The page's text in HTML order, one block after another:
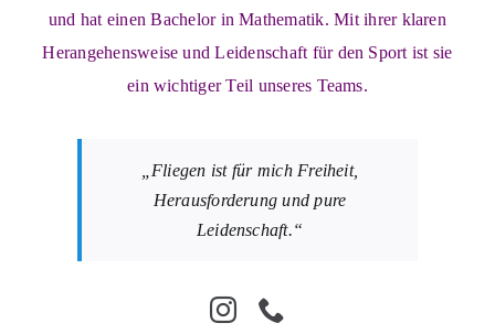
und hat einen Bachelor in Mathematik. Mit ihrer klaren
Herangehensweise und Leidenschaft für den Sport ist sie
ein wichtiger Teil unseres Teams.
„Fliegen ist für mich Freiheit,
Herausforderung und pure
Leidenschaft.“